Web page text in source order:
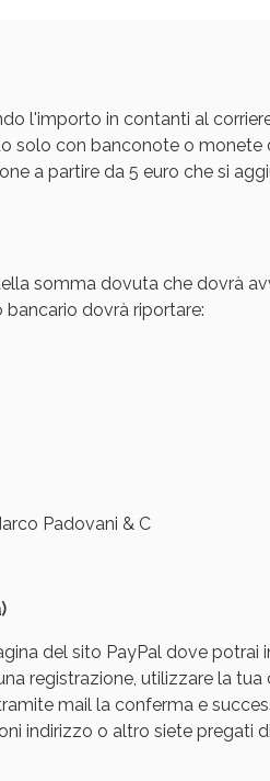
l'importo in contanti al
solo con banconote o monete
a partire da 5 euro che si
somma dovuta che dovrà
dovrà riportare:
Padovani & C
del sito PayPal dove potrai
registrazione, utilizzare la
mail la conferma e
indirizzo o altro siete pregati
oggi!